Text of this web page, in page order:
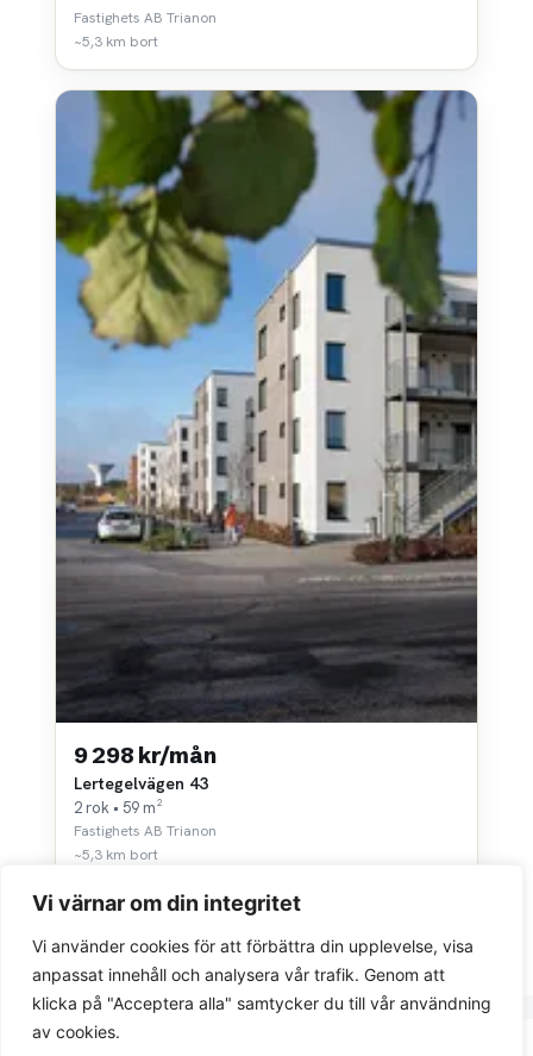
Vi värnar om din integritet
Vi använder cookies för att förbättra din upplevelse, visa
anpassat innehåll och analysera vår trafik. Genom att
klicka på "Acceptera alla" samtycker du till vår användning
av cookies.
Fastighets AB Trianon
~5,3 km bort
9 298 kr/mån
Lertegelvägen 43
2 rok • 59 m²
Fastighets AB Trianon
~5,3 km bort